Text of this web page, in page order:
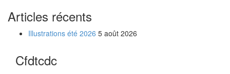
Articles récents
Illustrations été 2026 5 août 2026
Cfdtcdc